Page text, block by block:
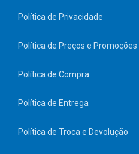
Política de Privacidade
Política de Preços e Promoções
Política de Compra
Política de Entrega
Política de Troca e Devolução